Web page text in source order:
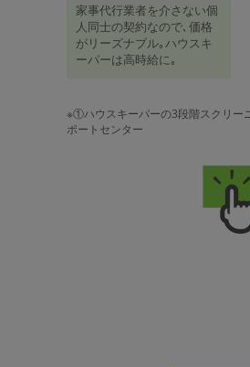
家事代行業者を介さない個
人同士の契約なので､価格
がリーズナブル｡ハウスキ
ーパーは高時給に｡
※①ハウスキーパーの3段階スクリー
ポートセンター